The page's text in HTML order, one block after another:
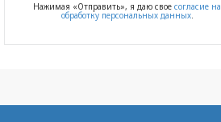
Нажимая «Отправить», я даю свое согласие на
обработку персональных данных.